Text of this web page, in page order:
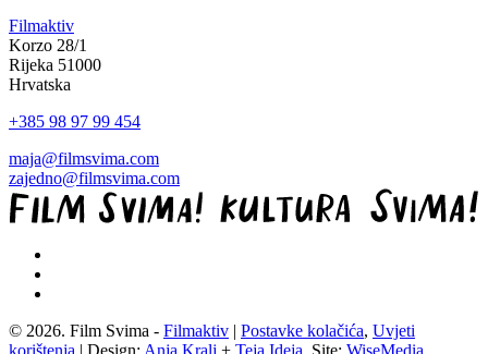
Filmaktiv
Korzo 28/1
Rijeka 51000
Hrvatska
+385 98 97 99 454
maja@filmsvima.com
zajedno@filmsvima.com
© 2026. Film Svima - Filmaktiv | Postavke kolačića, Uvjeti